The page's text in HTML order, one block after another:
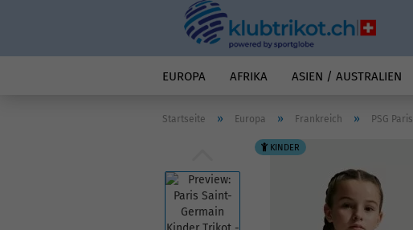
EUROPA AFRIKA ASIEN / AUSTRALIEN
Startseite » Europa » Frankreich » PSG Paris
KINDER